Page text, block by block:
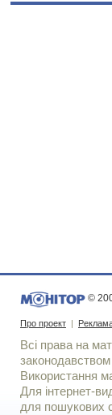
©
Про проект |
Всі права на
законодавством
Використання
Для iнтернет-
для пошукових